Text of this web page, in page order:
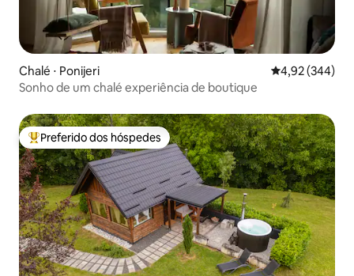
Chalé ⋅ Ponijeri 4,92 de uma
4,92 (344)
Sonho de um chalé experiência de boutique
Entre os melhores preferidos dos hóspedes
Preferido dos hóspedes